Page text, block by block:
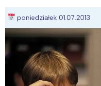
poniedziałek 01.07.2013